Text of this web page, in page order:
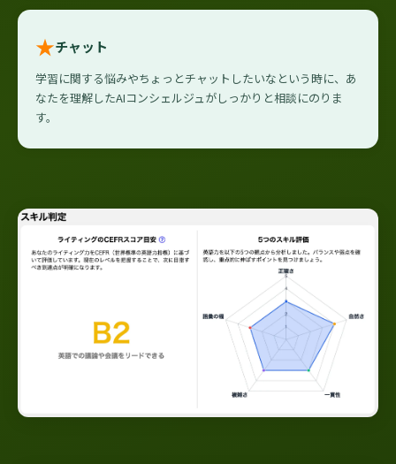
★チャット
学習に関する悩みやちょっとチャットしたいなという時に、あ
なたを理解したAIコンシェルジュがしっかりと相談にのりま
す。